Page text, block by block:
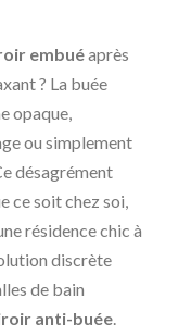
embuéaprès
? La buée
opaque,
ou simplement
désagrément
ce soit chez soi,
résidence chic à
discrète
de bain
anti-buée.